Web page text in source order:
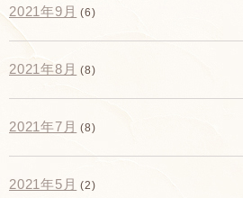
2021年9月 (6)
2021年8月 (8)
2021年7月 (8)
2021年5月 (2)